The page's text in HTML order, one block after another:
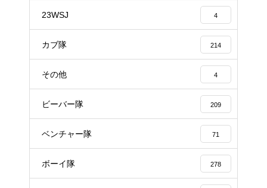
23WSJ 4
カブ隊 214
その他 4
ビーバー隊 209
ベンチャー隊 71
ボーイ隊 278